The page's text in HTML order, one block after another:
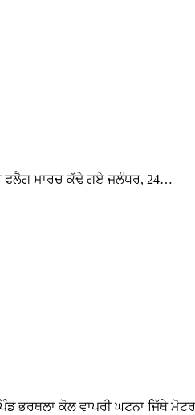
ਫਲੈਗ ਮਾਰਚ ਕੱਢੇ ਗਏ ਜਲੰਧਰ, 24…